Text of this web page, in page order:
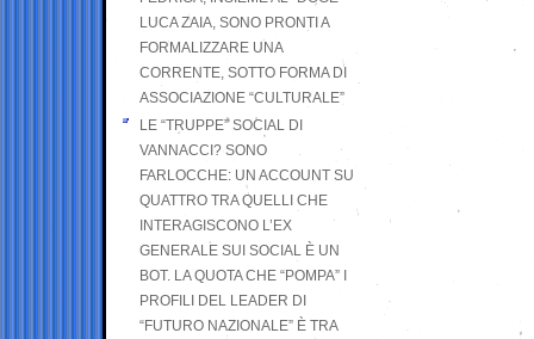
LUCA ZAIA, SONO PRONTI A
FORMALIZZARE UNA
CORRENTE, SOTTO FORMA DI
ASSOCIAZIONE “CULTURALE”
LE “TRUPPE” SOCIAL DI
VANNACCI? SONO
FARLOCCHE: UN ACCOUNT SU
QUATTRO TRA QUELLI CHE
INTERAGISCONO L’EX
GENERALE SUI SOCIAL È UN
BOT. LA QUOTA CHE “POMPA” I
PROFILI DEL LEADER DI
“FUTURO NAZIONALE” È TRA